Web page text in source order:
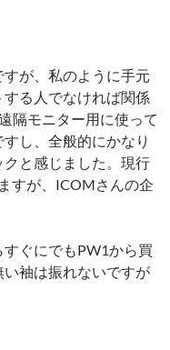
が、私のように手元
る人でなければ関係
隔モニター用に使って
し、全般的にかなり
と感じました。現行
すが、ICOMさんの企
ぐにでもPW1から買
袖は振れないですが